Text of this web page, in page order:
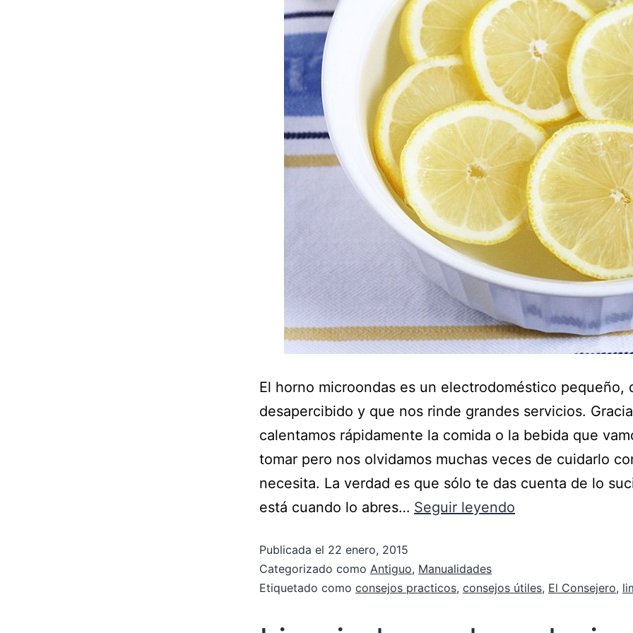
El horno microondas es un electrodoméstico pequeño,
desapercibido y que nos rinde grandes servicios.
calentamos rápidamente la comida o la bebida que
tomar pero nos olvidamos muchas veces de cuidarlo
necesita. La verdad es que sólo te das cuenta de lo
está cuando lo abres… Seguir leyendo
Publicada el 22 enero, 2015
Categorizado como Antiguo, Manualidades
Etiquetado como consejos practicos, consejos útiles, El Consejero,